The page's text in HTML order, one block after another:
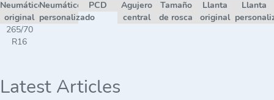
Neumático
original
Neumático
personalizado
PCD
Agujero
central
Tamaño
de rosca
Llanta
original
Llanta
265/70
R16
Latest Articles